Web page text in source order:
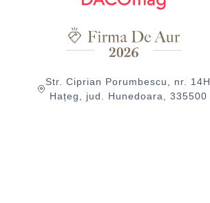
Str. Ciprian Porumbescu, nr. 14H
Hațeg, jud. Hunedoara, 335500